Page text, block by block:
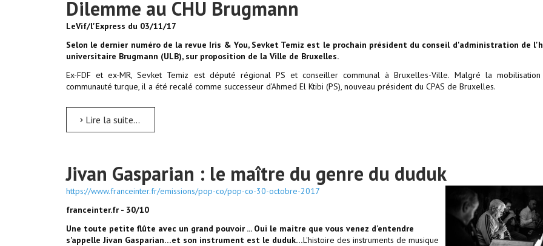
Dilemme au CHU Brugmann
LeVif/l'Express du 03/11/17
Selon le dernier numéro de la revue Iris & You, Sevket Temiz est le prochain président du conseil d'administration de
universitaire Brugmann (ULB), sur proposition de la Ville de Bruxelles.
Ex-FDF et ex-MR, Sevket Temiz est député régional PS et conseiller communal à Bruxelles-Ville. Malgré la
communauté turque, il a été recalé comme successeur d'Ahmed El Ktibi (PS), nouveau président du CPAS de Bruxelles.
Lire la suite...
Jivan Gasparian : le maître du genre du duduk
https://www.franceinter.fr/emissions/pop-co/pop-co-30-octobre-2017
franceinter.fr - 30/10
Une toute petite flûte avec un grand pouvoir ... Oui le maitre que vous venez d’entendre
s’appelle Jivan Gasparian…et son instrument est le duduk…L'histoire des instruments de musique